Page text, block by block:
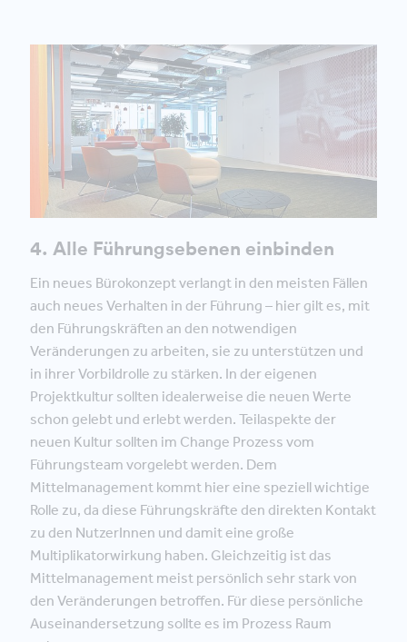
4. Alle Führungsebenen einbinden
Ein neues Bürokonzept verlangt in den meisten Fällen
auch neues Verhalten in der Führung – hier gilt es, mit
den Führungskräften an den notwendigen
Veränderungen zu arbeiten, sie zu unterstützen und
in ihrer Vorbildrolle zu stärken. In der eigenen
Projektkultur sollten idealerweise die neuen Werte
schon gelebt und erlebt werden. Teilaspekte der
neuen Kultur sollten im Change Prozess vom
Führungsteam vorgelebt werden. Dem
Mittelmanagement kommt hier eine speziell wichtige
Rolle zu, da diese Führungskräfte den direkten Kontakt
zu den NutzerInnen und damit eine große
Multiplikatorwirkung haben. Gleichzeitig ist das
Mittelmanagement meist persönlich sehr stark von
den Veränderungen betroffen. Für diese persönliche
Auseinandersetzung sollte es im Prozess Raum